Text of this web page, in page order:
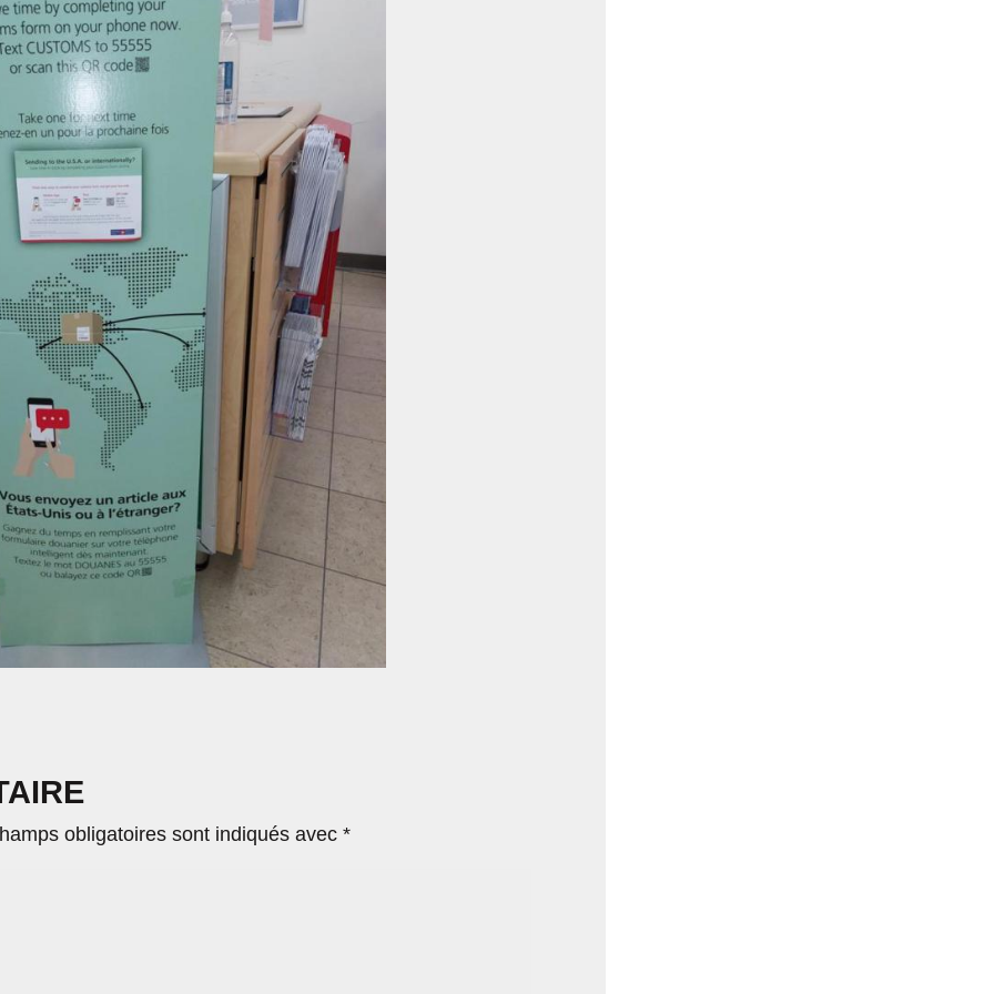
obligatoires sont indiqués avec*